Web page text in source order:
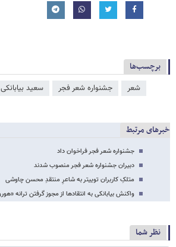
برچسب‌ها
شعر جشنواره شعر فجر سعید بیابانکی
خبرهای مرتبط
جشنواره شعر فجر فراخوان داد
دبیران جشنواره شعر فجر منصوب شدند
متلکِ کاربران توییتر به شاعرِ منتقدِ محسن چاوشی
واکنش بیابانکی به انتقادها از مجوز گرفتن ترانه
نظر شما